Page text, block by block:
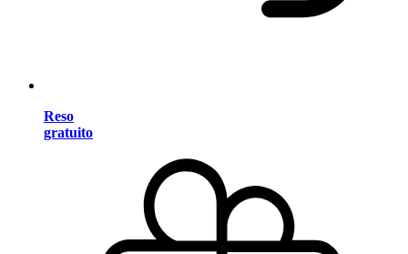
Reso
gratuito